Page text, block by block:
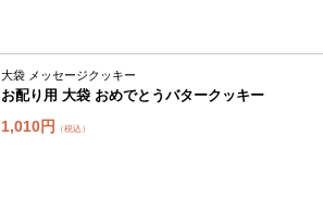
大袋 メッセージクッキー
お配り用 大袋 おめでとうバタークッキー
1,010円 （税込）